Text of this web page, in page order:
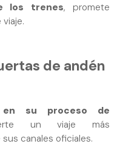
los trenes, promete
de andén
en su proceso de
un viaje más
canales oficiales.